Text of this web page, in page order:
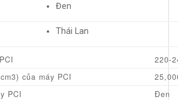
Đen
Thái Lan
220-
của máy PCI
PCI
Đen